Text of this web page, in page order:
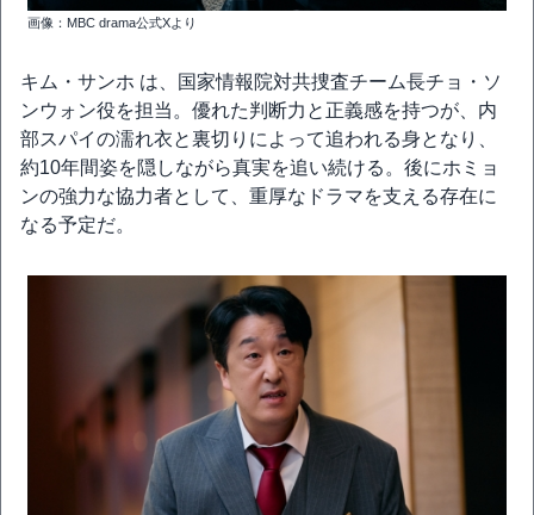
画像：MBC drama公式Xより
キム・サンホ は、国家情報院対共捜査チーム長チョ・ソ
ンウォン役を担当。優れた判断力と正義感を持つが、内
部スパイの濡れ衣と裏切りによって追われる身となり、
約10年間姿を隠しながら真実を追い続ける。後にホミョ
ンの強力な協力者として、重厚なドラマを支える存在に
なる予定だ。